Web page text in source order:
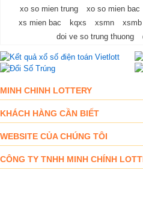
xo so mien trung
xo so mien bac
xs mien bac
kqxs xsmn xsmb
doi ve so trung thuong
MINH CHINH LOTTERY
KHÁCH HÀNG CẦN BIẾT
WEBSITE CỦA CHÚNG TÔI
CÔNG TY TNHH MINH CHÍNH